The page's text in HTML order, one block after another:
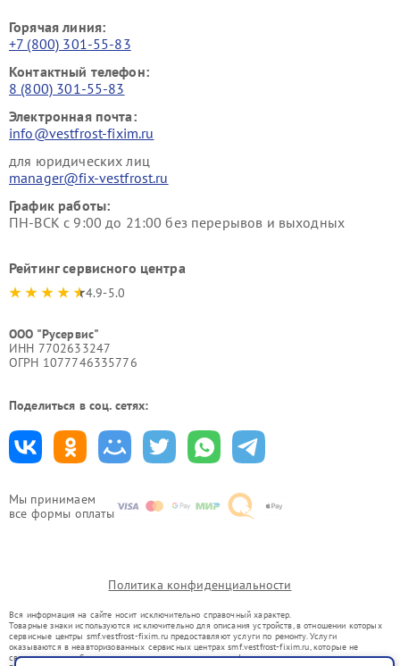
Мы принимаем
все формы оплаты
Горячая линия:
+7 (800) 301-55-83
Контактный телефон:
8 (800) 301-55-83
Электронная почта:
info@vestfrost-fixim.ru
для юридических лиц
manager@fix-vestfrost.ru
График работы:
ПН-ВСК с 9:00 до 21:00 без перерывов и выходных
Рейтинг сервисного центра
4.9-5.0
ООО "Русервис"
ИНН 7702633247
ОГРН 1077746335776
Поделиться в соц. сетях:
Политика конфиденциальности
Вся информация на сайте носит исключительно справочный характер.
Товарные знаки используются исключительно для описания устройств, в отношении которых
сервисные центры smf.vestfrost-fixim.ru предоставляют услуги по ремонту. Услуги
оказываются в неавторизованных сервисных центрах smf.vestfrost-fixim.ru, которые не
связаны с правообладателями товарных знаков или их официальными представителями.